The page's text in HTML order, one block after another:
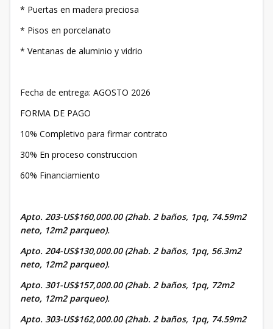
* Puertas en madera preciosa
* Pisos en porcelanato
* Ventanas de aluminio y vidrio
Fecha de entrega: AGOSTO 2026
FORMA DE PAGO
10% Completivo para firmar contrato
30% En proceso construccion
60% Financiamiento
Apto. 203-US$160,000.00 (2hab. 2 baños, 1pq, 74.59m2
neto, 12m2 parqueo).
Apto. 204-US$130,000.00 (2hab. 2 baños, 1pq, 56.3m2
neto, 12m2 parqueo).
Apto. 301-US$157,000.00 (2hab. 2 baños, 1pq, 72m2
neto, 12m2 parqueo).
Apto. 303-US$162,000.00 (2hab. 2 baños, 1pq, 74.59m2